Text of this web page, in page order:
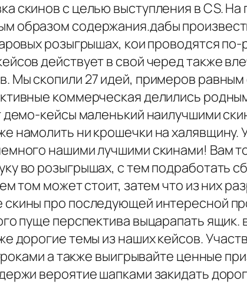
скинов с целью выступления в CS.
образом содержания.дабы
розыгрышах, кои проводятся
действует в свой черед также
Мы скопили 27 идей, примеров
коммерческая делились
кейсы маленький наилучшими
намолить ни крошечки на халявщину.
нашими лучшими скинами! Вам
во розыгрышах, с тем подработать
том может стоит, затем что из них
про последующей интересной
пуще перспектива выцарапать ящик.
дорогие темы из наших кейсов.
а также выигрывайте ценные
вероятие шапками закидать